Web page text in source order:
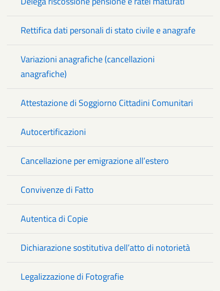
Rettifica dati personali di stato civile e anagrafe
Variazioni anagrafiche (cancellazioni
anagrafiche)
Attestazione di Soggiorno Cittadini Comunitari
Autocertificazioni
Cancellazione per emigrazione all’estero
Convivenze di Fatto
Autentica di Copie
Dichiarazione sostitutiva dell’atto di notorietà
Legalizzazione di Fotografie